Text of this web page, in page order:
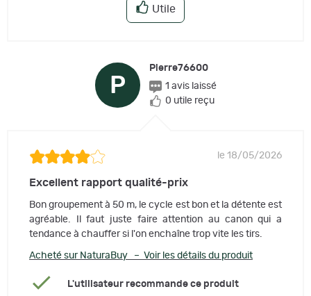
Utile
P
Pierre76600
1 avis laissé
0 utile reçu
le 18/05/2026
Excellent rapport qualité-prix
Bon groupement à 50 m, le cycle est bon et la détente est
agréable. Il faut juste faire attention au canon qui a
tendance à chauffer si l'on enchaîne trop vite les tirs.
Acheté sur NaturaBuy – Voir les détails du produit
L'utilisateur recommande ce produit